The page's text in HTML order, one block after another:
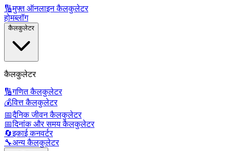
🔢मुफ्त ऑनलाइन कैलकुलेटर
होमब्लॉग
कैलकुलेटर
कैलकुलेटर
🔢गणित कैलकुलेटर
💰वित्त कैलकुलेटर
📅दैनिक जीवन कैलकुलेटर
📅दिनांक और समय कैलकुलेटर
🔄इकाई कनवर्टर
🔧अन्य कैलकुलेटर